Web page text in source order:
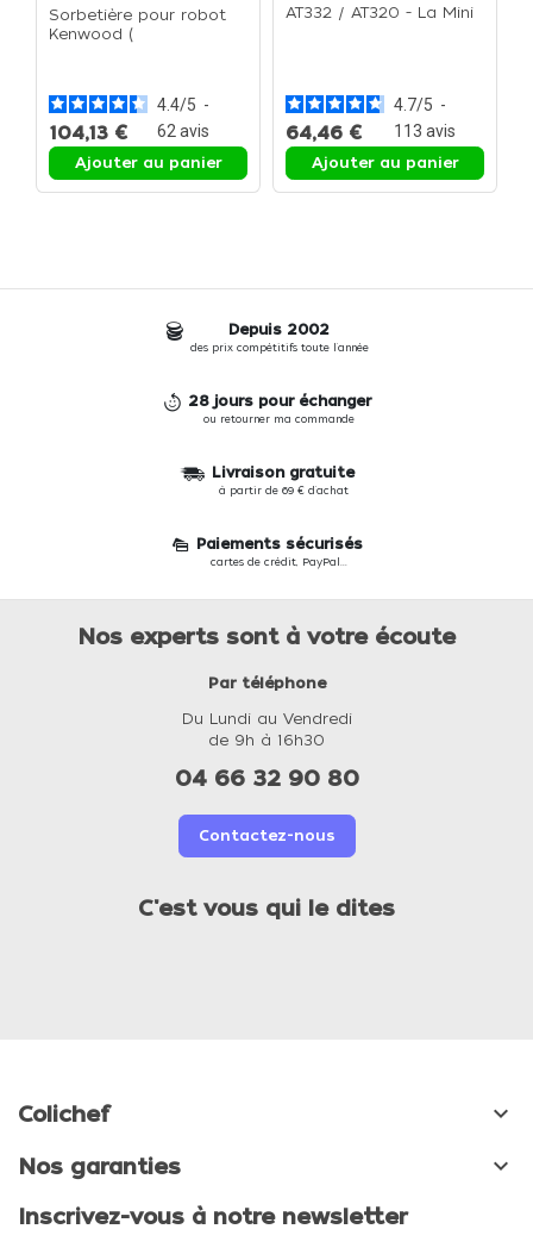
Sorbetière pour robot
Kenwood (
4.4/5 -
62 avis
104,13 €
Ajouter au panier
AT332 / AT320 - La Mini
4.7/5 -
113 avis
64,46 €
Ajouter au panier
Depuis 2002
des prix compétitifs toute l'année
28 jours pour échanger
ou retourner ma commande
Livraison gratuite
à partir de 69 € d'achat
Paiements sécurisés
cartes de crédit, PayPal...
Nos experts sont à votre écoute
Par téléphone
Du Lundi au Vendredi
de 9h à 16h30
04 66 32 90 80
Contactez-nous
C'est vous qui le dites
Colichef 
Nos garanties 
Inscrivez-vous à notre newsletter